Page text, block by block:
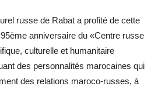
russe de Rabat a profité de cette
anniversaire du «Centre russe
culturelle et humanitaire
des personnalités marocaines qui
des relations maroco-russes, à